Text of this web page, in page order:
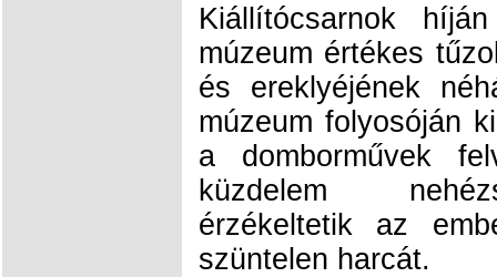
Kiállítócsarnok
múzeum értékes
és ereklyéjének
múzeum folyosóján
a domborművek
küzdelem
érzékeltetik az
szüntelen harcát.